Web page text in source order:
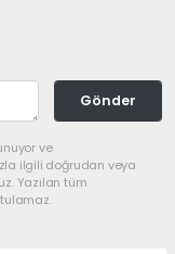
Gönder
ve
ilgili doğrudan veya
Yazılan tüm